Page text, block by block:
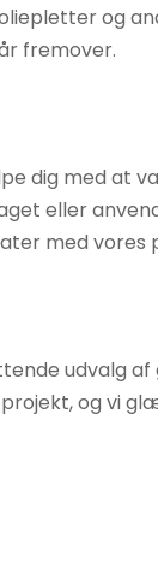
og
fremover.
dig med at
eller
med vores
udvalg
og vi